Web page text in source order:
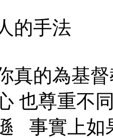
的手法
真的為基
也尊重不
事實上如